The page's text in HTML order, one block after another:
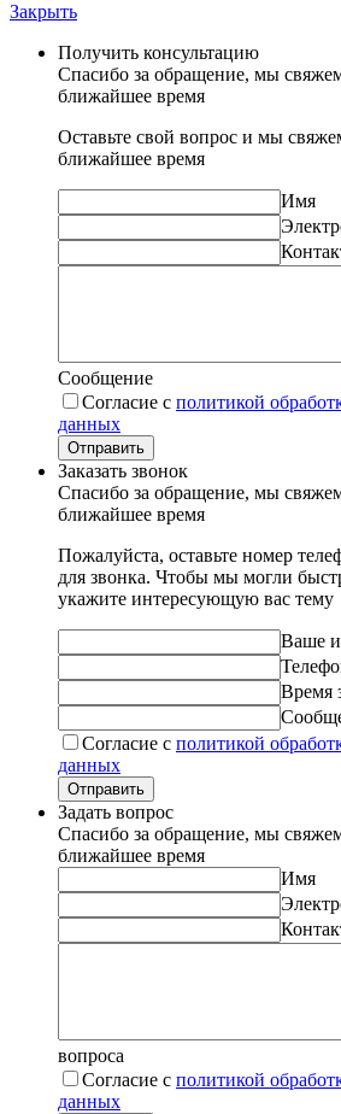
Закрыть
Получить консультацию
Спасибо за обращение, мы
ближайшее время
Оставьте свой вопрос и мы
ближайшее время
Имя
Сообщение
Согласие с политикой
данных
Отправить
Заказать звонок
Спасибо за обращение, мы
ближайшее время
Пожалуйста, оставьте номер
для звонка. Чтобы мы могли
укажите интересующую вас тему
Ваше
Время
Согласие с политикой
данных
Отправить
Задать вопрос
Спасибо за обращение, мы
ближайшее время
Имя
вопроса
Согласие с политикой
данных